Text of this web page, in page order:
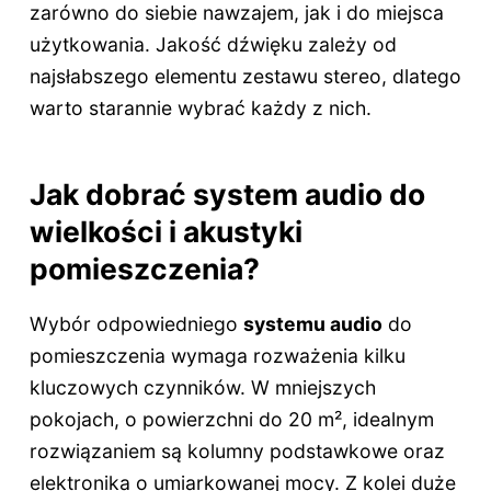
zarówno do siebie nawzajem, jak i do miejsca
użytkowania. Jakość dźwięku zależy od
najsłabszego elementu zestawu stereo, dlatego
warto starannie wybrać każdy z nich.
Jak dobrać system audio do
wielkości i akustyki
pomieszczenia?
Wybór odpowiedniego systemu audio do
pomieszczenia wymaga rozważenia kilku
kluczowych czynników. W mniejszych
pokojach, o powierzchni do 20 m², idealnym
rozwiązaniem są kolumny podstawkowe oraz
elektronika o umiarkowanej mocy. Z kolei duże